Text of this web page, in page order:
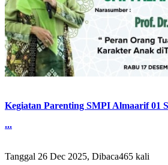
Kegiatan Parenting SMPI Almaarif 01
...
Tanggal 26 Dec 2025, Dibaca465 kali